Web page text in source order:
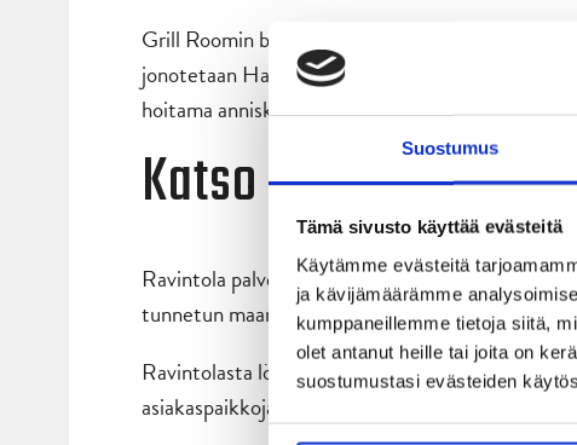
Suostumus
Tämä sivusto käyttää evästeitä
Käytämme evästeitä
ja kävijämäärämme
kumppaneillemme tietoja siitä,
olet antanut heille tai joita on
suostumustasi evästeiden
Grill Roomin burgerit on palkittu Suomen
jonotetaan Hankasalmen ravintolassa jopa
hoitama anniskelu, joten virvokkeita löytyy
Katso aukioloajat
Ravintola palvelee asiakkaitaan osoitteessa
tunnetun maamerkin Schaumanin piipun juurelta.
Ravintolasta löytyy paljon asiakaspaikkoja
asiakaspaikkoja löytyy myös ravintolan